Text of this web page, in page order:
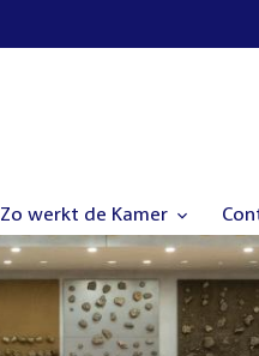
Zo werkt de Kamer